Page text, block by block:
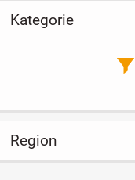
Kategorie
Region